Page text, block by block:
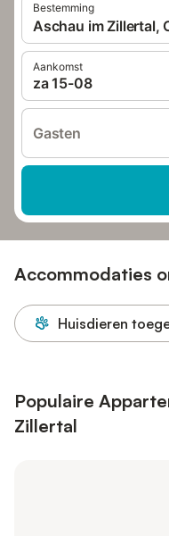
Bestemming
Aschau im Zillertal,
Aankomst
za 15-08
Gasten
Accommodaties
Huisdieren
Populaire
Zillertal